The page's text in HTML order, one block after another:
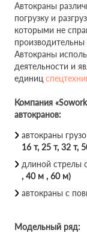
Автокраны
погрузку и
которыми не
Автокраны
деятельности и
единиц
Компания
автокранов:
автокраны
16 т, 25 т, 32 т,
длиной стрелы
, 40 м , 60 м)
автокраны с
Модельный ряд: